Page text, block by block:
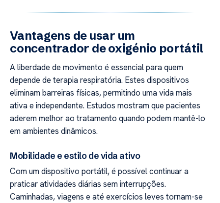
Vantagens de usar um
concentrador de oxigénio portátil
A liberdade de movimento é essencial para quem
depende de terapia respiratória. Estes dispositivos
eliminam barreiras físicas, permitindo uma vida mais
ativa e independente. Estudos mostram que pacientes
aderem melhor ao tratamento quando podem mantê-lo
em ambientes dinâmicos.
Mobilidade e estilo de vida ativo
Com um dispositivo portátil, é possível continuar a
praticar atividades diárias sem interrupções.
Caminhadas, viagens e até exercícios leves tornam-se